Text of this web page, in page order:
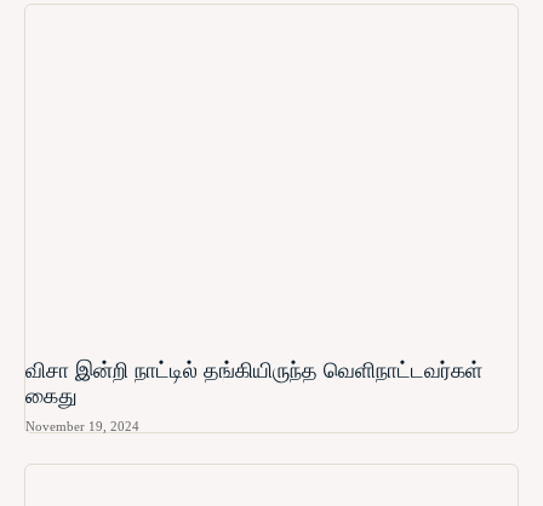
விசா இன்றி நாட்டில் தங்கியிருந்த வெளிநாட்டவர்கள்
கைது
November 19, 2024